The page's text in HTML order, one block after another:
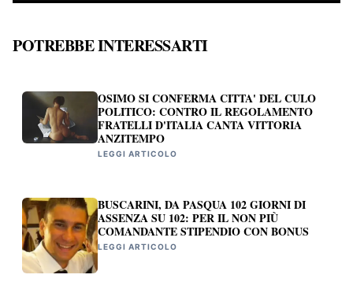
POTREBBE INTERESSARTI
OSIMO SI CONFERMA CITTA' DEL CULO
POLITICO: CONTRO IL REGOLAMENTO
FRATELLI D'ITALIA CANTA VITTORIA
ANZITEMPO
LEGGI ARTICOLO
BUSCARINI, DA PASQUA 102 GIORNI DI
ASSENZA SU 102: PER IL NON PIÙ
COMANDANTE STIPENDIO CON BONUS
LEGGI ARTICOLO